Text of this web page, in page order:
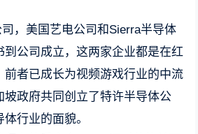
，美国艺电公司和Sierra半导体
到公司成立，这两家企业都是在红
前者已成长为视频游戏行业的中流
坡政府共同创立了特许半导体公
行业的面貌。